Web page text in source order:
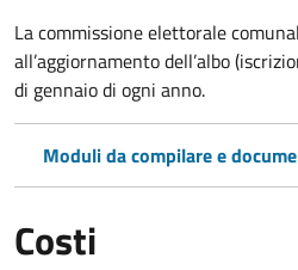
La commissione elettorale
all’aggiornamento dell’albo
di gennaio di ogni anno.
Moduli da compilare e
Costi